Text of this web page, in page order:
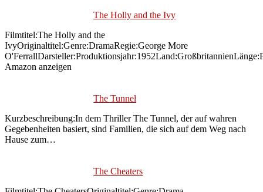
The Holly and the Ivy
Filmtitel:The Holly and the
IvyOriginaltitel:Genre:DramaRegie:George More
Amazon anzeigen
The Tunnel
Kurzbeschreibung:In dem Thriller The Tunnel, der auf wahren
Gegebenheiten basiert, sind Familien, die sich auf dem Weg nach
Hause zum…
The Cheaters